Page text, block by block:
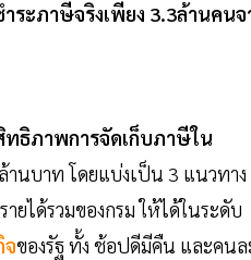
ระภาษีจริงเพียง 3.3ล้านคนจ
ธิภาพการจัดเก็บภาษีใน
านบาท โดยแบ่งเป็น 3 แนวทาง
ยได้รวมของกรม ให้ได้ในระดับ
จของรัฐ ทั้ง ช้อปดีมีคืน และคน